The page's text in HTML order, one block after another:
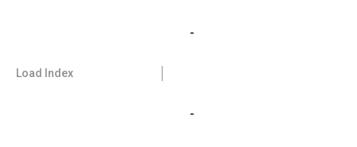
-
Load Index
-